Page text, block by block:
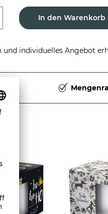
In den Warenkorb
und individuelles Angebot